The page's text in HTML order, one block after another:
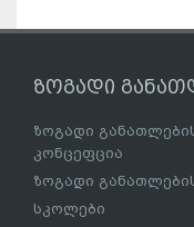
ზოგადი
ზოგადი
კონცეფცია
ზოგადი
სკოლები